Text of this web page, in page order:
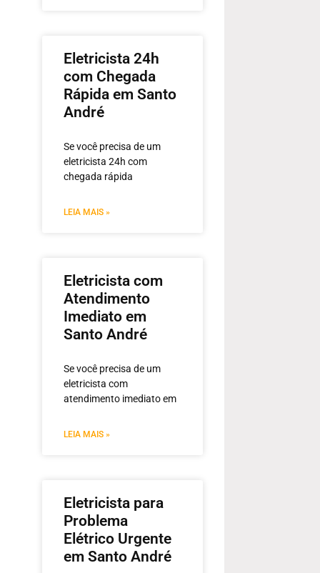
Eletricista 24h
com Chegada
Rápida em Santo
André
Se você precisa de um
eletricista 24h com
chegada rápida
LEIA MAIS »
Eletricista com
Atendimento
Imediato em
Santo André
Se você precisa de um
eletricista com
atendimento imediato em
LEIA MAIS »
Eletricista para
Problema
Elétrico Urgente
em Santo André